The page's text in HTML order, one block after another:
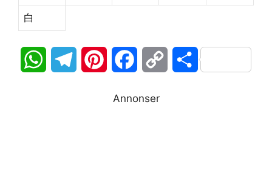
白
W S
Annonser